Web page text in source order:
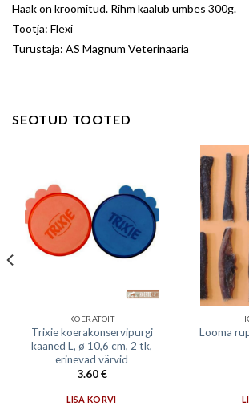
Haak on kroomitud. Rihm kaalub umbes 300g.
Tootja: Flexi
Turustaja: AS Magnum Veterinaaria
SEOTUD TOOTED
KOERATOIT
Trixie koerakonservipurgi
kaaned L, ø 10,6 cm, 2 tk,
erinevad värvid
3.60€
LISA KORVI
Looma